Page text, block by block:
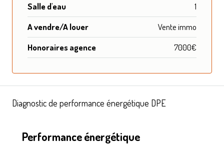
Salle d'eau
1
A vendre/A louer
Vente immo
Honoraires agence
7000€
Diagnostic de performance énergétique DPE
Performance énergétique